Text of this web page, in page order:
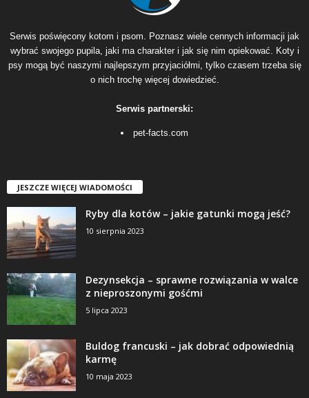
Serwis poświęcony kotom i psom. Poznasz wiele cennych informacji jak
wybrać swojego pupila, jaki ma charakter i jak się nim opiekować. Koty i
psy mogą być naszymi najlepszym przyjaciółmi, tylko czasem trzeba się
o nich trochę więcej dowiedzieć.
Serwis partnerski:
pet-facts.com
JESZCZE WIĘCEJ WIADOMOŚCI
Ryby dla kotów – jakie gatunki mogą jeść?
10 sierpnia 2023
Dezynsekcja – sprawne rozwiązania w walce
z nieproszonymi gośćmi
5 lipca 2023
Buldog francuski – jak dobrać odpowiednią
karmę
10 maja 2023